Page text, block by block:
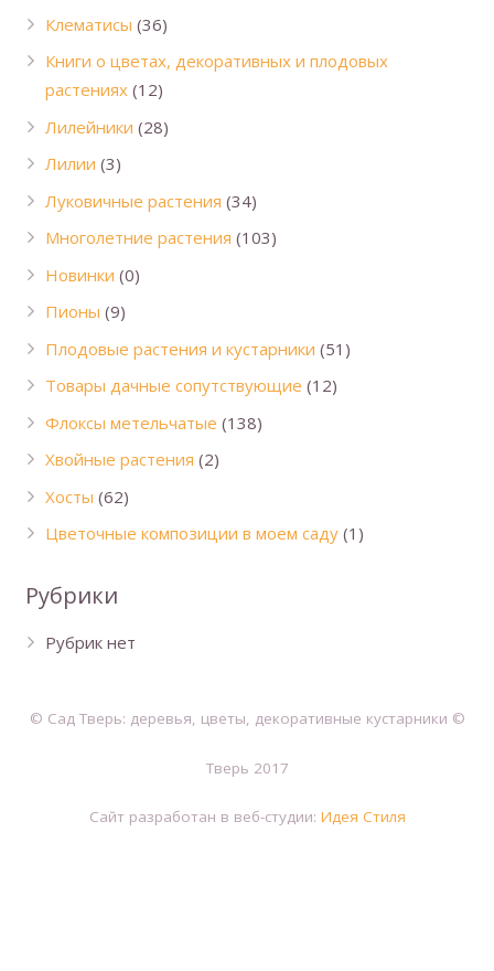
Клематисы (36)
Книги о цветах, декоративных и плодовых
растениях (12)
Лилейники (28)
Лилии (3)
Луковичные растения (34)
Многолетние растения (103)
Новинки (0)
Пионы (9)
Плодовые растения и кустарники (51)
Товары дачные сопутствующие (12)
Флоксы метельчатые (138)
Хвойные растения (2)
Хосты (62)
Цветочные композиции в моем саду (1)
Рубрики
Рубрик нет
© Сад Тверь: деревья, цветы, декоративные кустарники ©
Тверь 2017
Сайт разработан в веб-студии: Идея Стиля